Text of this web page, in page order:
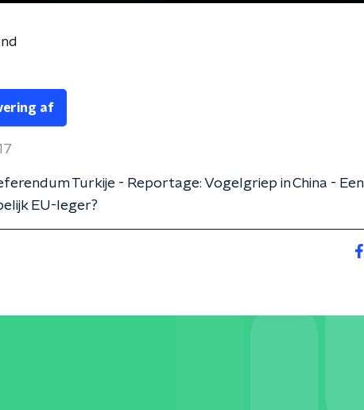
af
Turkije - Reportage: Vogelgriep in China - Een
EU-leger?